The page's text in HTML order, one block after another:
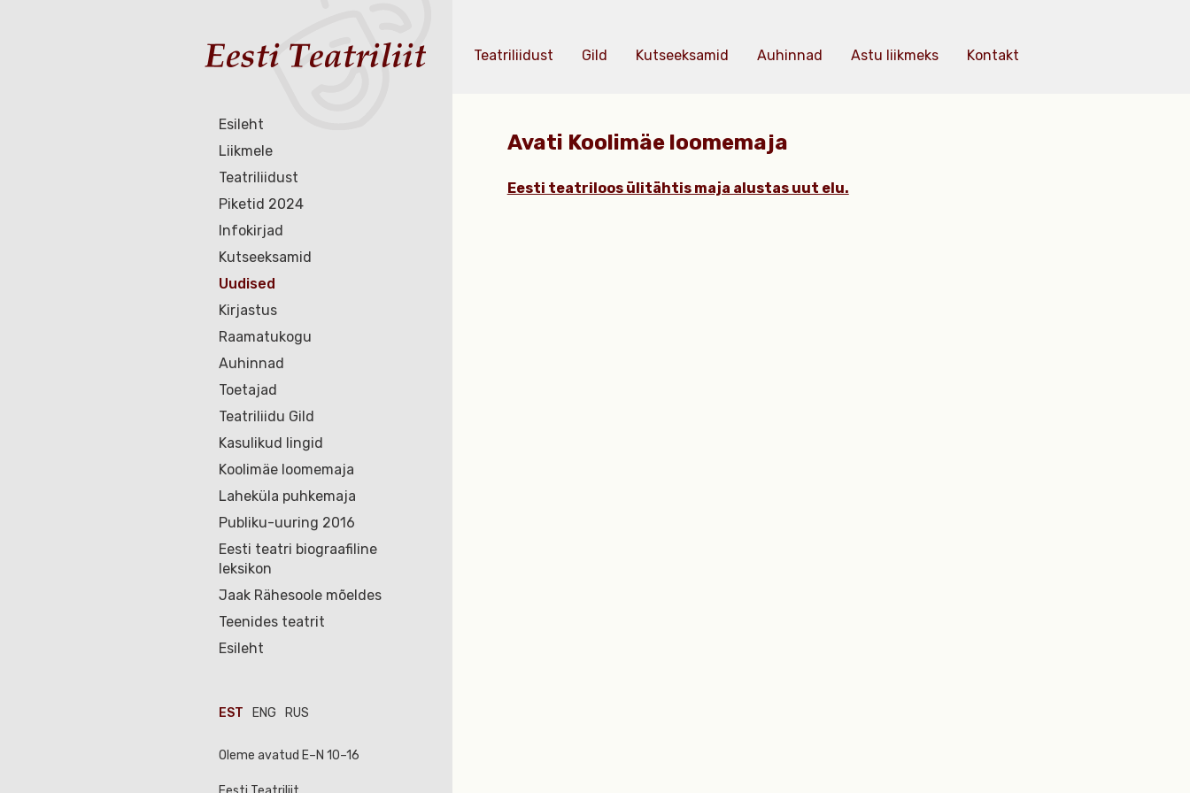
Esileht
Liikmele
Teatriliidust
Piketid 2024
Infokirjad
Kutseeksamid
Uudised
Kirjastus
Raamatukogu
Auhinnad
Toetajad
Teatriliidu Gild
Kasulikud lingid
Koolimäe loomemaja
Laheküla puhkemaja
Publiku-uuring 2016
Eesti teatri biograafiline
leksikon
Jaak Rähesoole mõeldes
Teenides teatrit
Esileht
EST ENG RUS
Oleme avatud E–N 10–16
Teatriliidust Gild Kutseeksamid Auhinnad Astu liikmeks Kontakt
Avati Koolimäe loomemaja
Eesti teatriloos ülitähtis maja alustas uut elu.